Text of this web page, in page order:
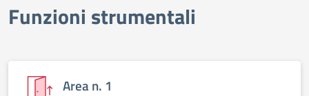
Funzioni strumentali
Area n. 1